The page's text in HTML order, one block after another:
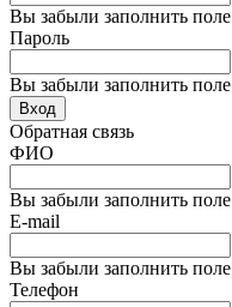
Вы забыли заполнить поле
Пароль
Вы забыли заполнить поле
Вход
Обратная связь
ФИО
Вы забыли заполнить поле
E-mail
Вы забыли заполнить
Телефон